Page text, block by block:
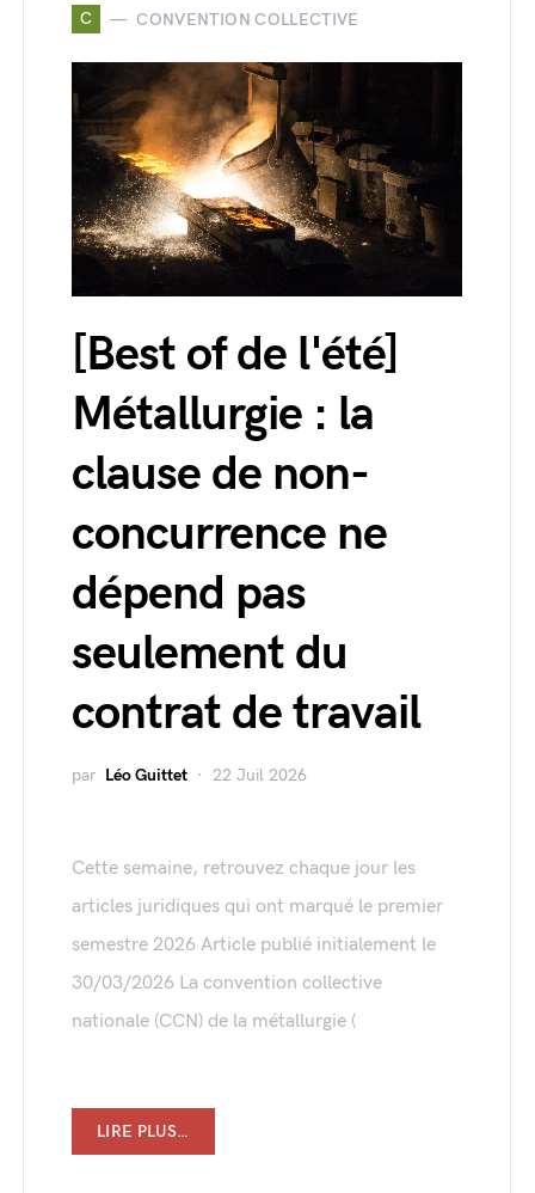
C CONVENTION COLLECTIVE
[Best of de l'été]
Métallurgie : la
clause de non-
concurrence ne
dépend pas
seulement du
contrat de travail
par Léo Guittet 22 Juil 2026
Cette semaine, retrouvez chaque jour les
articles juridiques qui ont marqué le premier
semestre 2026 Article publié initialement le
30/03/2026 La convention collective
nationale (CCN) de la métallurgie (
LIRE PLUS…